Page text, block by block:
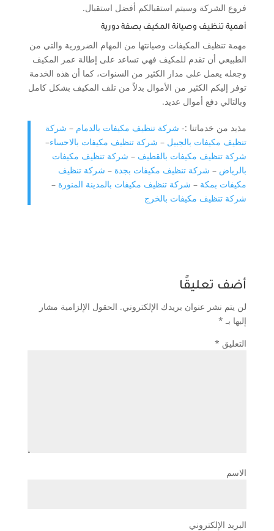
فروع الشركة وسيتم استقبالكم أفضل استقبال.
أهمية تنظيف وصيانة المكيف بصفة دورية
مهمة تنظيف المكيفات وصيانتها من المهام الضرورية والتي من
الطبيعي أن تقدم للمكيف فهي تساعد على إطالة عمر المكيف
وجعله يعمل على مدار الكثير من السنوات، كما أن هذه الخدمة
توفر إليكم الكثير من الأموال بدلاً من تلف المكيف بشكل كامل
وبالتالي دفع أموال عديد.
مذيد من خدماتنا :- شركة تنظيف مكيفات بالدمام – شركة
تنظيف مكيفات بالجبيل – شركة تنظيف مكيفات بالاحساء–
شركة تنظيف مكيفات بالقطيف – شركة تنظيف مكيفات
بالرياض – شركة تنظيف مكيفات بجدة – شركة تنظيف
مكيفات بمكة – شركة تنظيف مكيفات بالمدينة المنورة –
شركة تنظيف مكيفات بالخرج
أضف تعليقًا
لن يتم نشر عنوان بريدك الإلكتروني. الحقول الإلزامية مشار
إليها بـ *
التعليق *
الاسم
البريد الإلكتروني